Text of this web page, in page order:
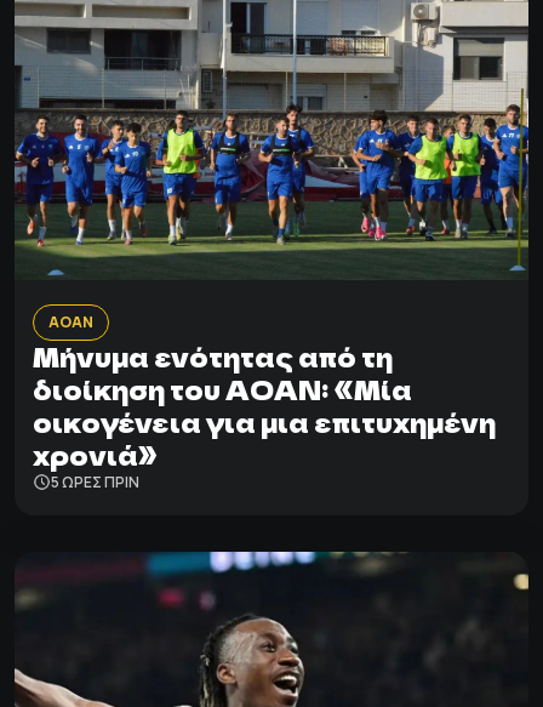
ΑΟΑΝ
Μήνυμα ενότητας από τη
διοίκηση του ΑΟΑΝ: «Μία
οικογένεια για μια επιτυχημένη
χρονιά»
5 ΩΡΕΣ ΠΡΙΝ